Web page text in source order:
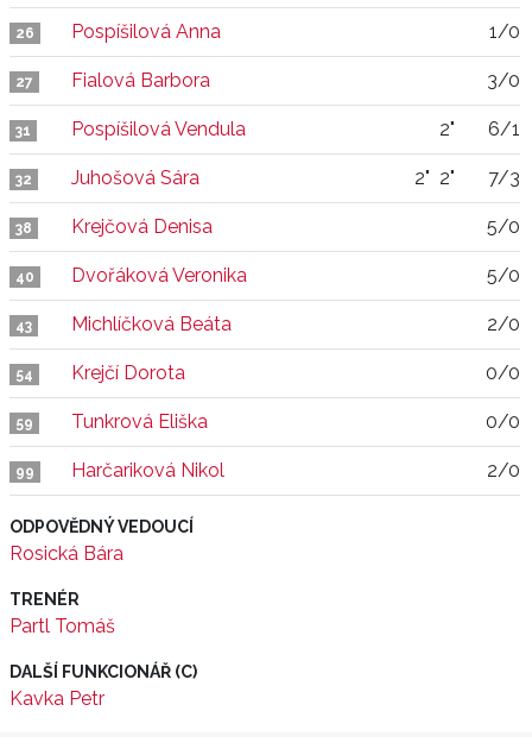
26 Pospíšilová Anna 1/0
27 Fialová Barbora 3/0
31 Pospíšilová Vendula 2" 6/1
32 Juhošová Sára 2" 2" 7/3
38 Krejčová Denisa 5/0
40 Dvořáková Veronika 5/0
43 Michlíčková Beáta 2/0
54 Krejčí Dorota 0/0
59 Tunkrová Eliška 0/0
99 Harčariková Nikol 2/0
ODPOVĚDNÝ VEDOUCÍ
Rosická Bára
TRENÉR
Partl Tomáš
DALŠÍ FUNKCIONÁŘ (C)
Kavka Petr